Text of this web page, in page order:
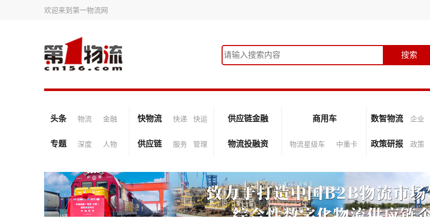
欢迎来到第一物流网
头条 物流 金融 快物流 快递 快运 供应链金融 商用车 数智物流 企业
专题 深度 人物 供应链 服务 管理 物流投融资 物流星级车 中重卡 政策研报 政策